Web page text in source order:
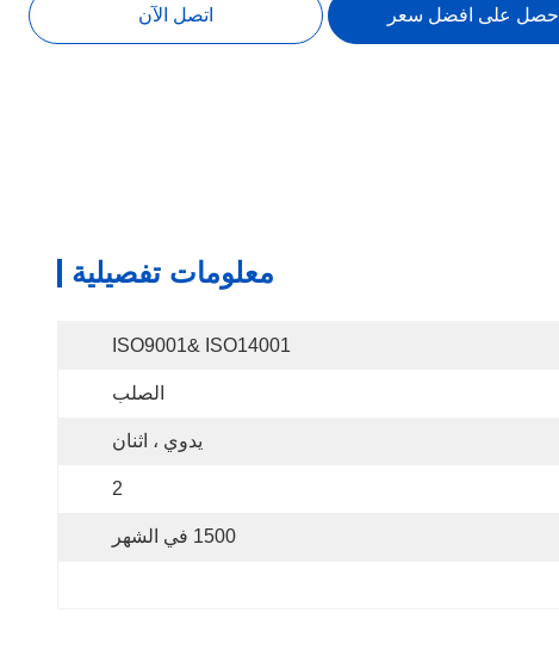
احصل على افضل سعر اتصل الآن
معلومات تفصيلية
ISO9001& ISO14001
الصلب
يدوي ، اثنان
2
1500 في الشهر